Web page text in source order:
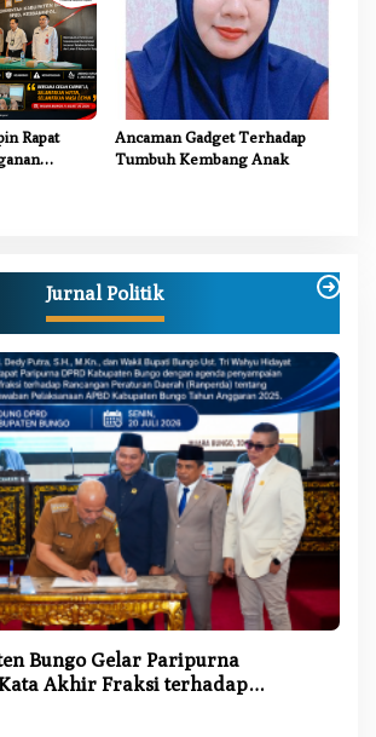
Rapat
Ancaman Gadget Terhadap
Tumbuh Kembang Anak
Jurnal Politik
Bungo Gelar Paripurna
Akhir Fraksi terhadap
APBD 2025